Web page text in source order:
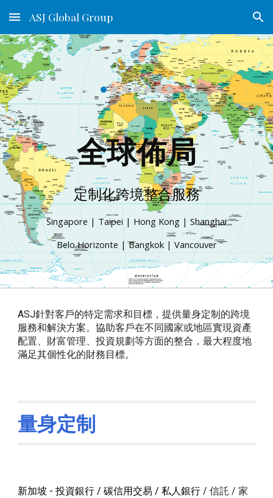
Skip to main content Skip to navigation
ASJ Global Group
全球佈局
定制化跨境整合服務
Singapore | Taipei | Hong Kong | Shanghai
Belo Horizonte | Bangkok | Vancouver
ASJ針對客戶的特定需求和目標，提供量身定制的跨境
服務和解決方案。協助客戶在不同國家或地區實現資產
配置、財富管理、投資規劃等方面的整合，最大程度地
滿足其個性化的財務目標。
量身定制
新加坡 - 投資銀行 / 碳信用交易 / 私人銀行/ 信託 / 家